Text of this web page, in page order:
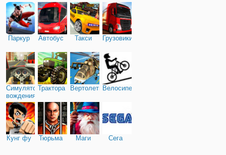
Паркур Автобус Такси Грузовики
Симулятор
вождения
Трактора ВертолетыВелосипед
Кунг фу Тюрьма Маги Сега